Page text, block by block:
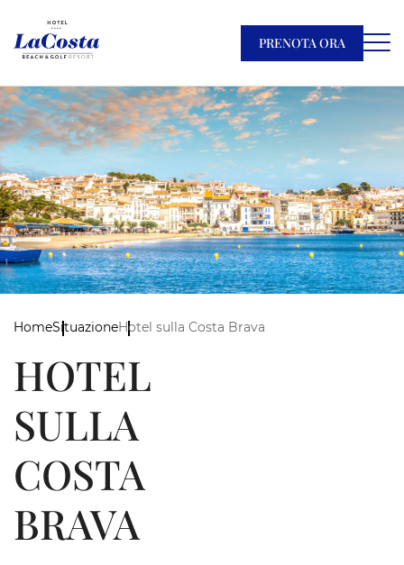
PRENOTA ORA
HomeSituazioneHotel sulla Costa Brava
HOTEL
SULLA
COSTA
BRAVA